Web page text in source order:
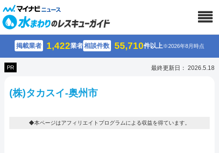
掲載業者 1,422業者相談件数 55,710件以上※2026年8月時点
PR 最終更新日： 2026.5.18
(株)タカスイ-奥州市
◆本ページはアフィリエイトプログラムによる収益を得ています。